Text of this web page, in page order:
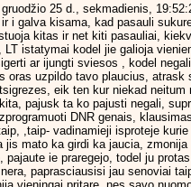
25 d., sekmadienis,
i galva kisama, kad pasauli
kitas ir net kiti pasauliai,
istatymai kodel jie galioja
ar ijungti sviesos , kodel
oras uzpildo tavo plaucius,
eik ten kur niekad
pajusk ta ko pajusti negali,
DNR genais,
,taip- vadinamieji isproteje
jis mato ka girdi ka jaucia,
pajaute ie praregejo, todel ju
paprasciausisi jau senoviai